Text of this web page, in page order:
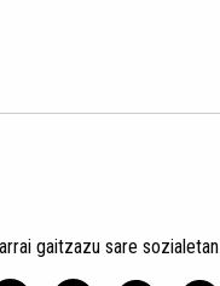
gaitzazu sare sozialetan